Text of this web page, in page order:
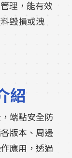
理，能有效
毀損或洩
紹
端點安全防
版本、周邊
應用，透過